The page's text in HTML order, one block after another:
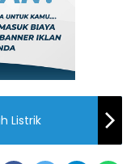
Listrik